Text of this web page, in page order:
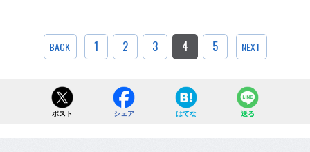
BACK 1 2 3 4 5 NEXT
ポスト シェア はてな 送る